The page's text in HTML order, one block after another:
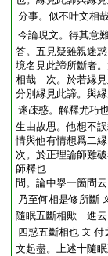
分事。似不叶文相
今論現文。得其意
答。五見疑雖親迷
境名見此諦所斷者
相哉 次。於若縁見
分別縁見此諦。與
迷疎惑。解釋尤巧
生由故思。他想不
情與他有情想爲二
次。於正理論師難
師釋也
問。論中擧一箇問
乃至何相是修所斷
隨眠五斷相歟 進云
四惑五斷相也 文 付
文起盡。上述十隨